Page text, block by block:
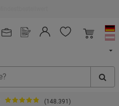
(148.391)